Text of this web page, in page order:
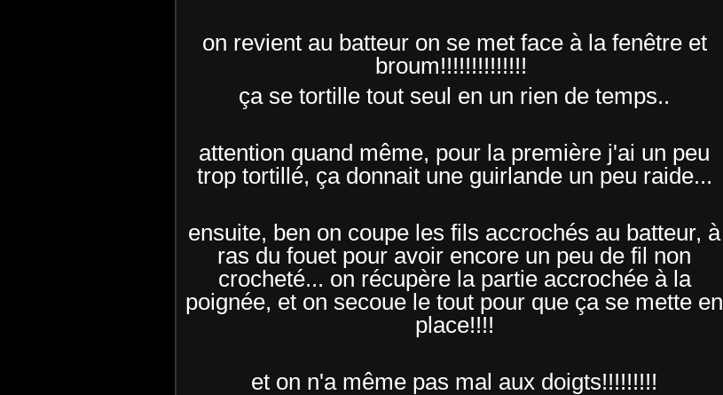
on revient au batteur on se met face à la fenêtre et
broum!!!!!!!!!!!!!!
ça se tortille tout seul en un rien de temps..
attention quand même, pour la première j'ai un peu
trop tortillé, ça donnait une guirlande un peu raide...
ensuite, ben on coupe les fils accrochés au batteur, à
ras du fouet pour avoir encore un peu de fil non
crocheté... on récupère la partie accrochée à la
poignée, et on secoue le tout pour que ça se mette en
place!!!!
et on n'a même pas mal aux doigts!!!!!!!!!